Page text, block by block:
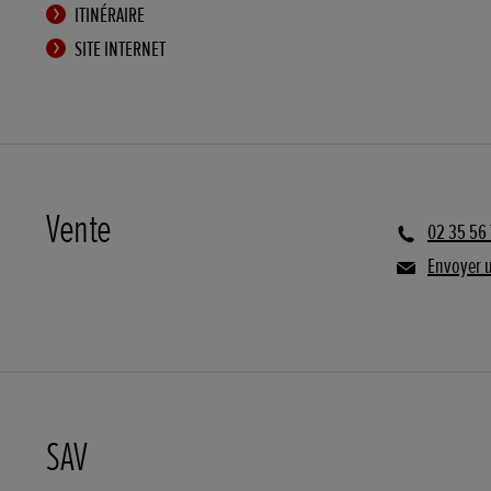
ITINÉRAIRE
SITE INTERNET
Vente
02 35 56
Envoyer
SAV